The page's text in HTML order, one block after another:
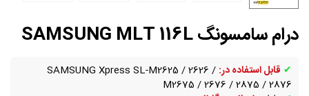
درام سامسونگ SAMSUNG MLT 116L
✔ قابل استفاده در: SAMSUNG Xpress SL-M2625 / 2626 /
M2675 / 2676 / 2875 / 2876